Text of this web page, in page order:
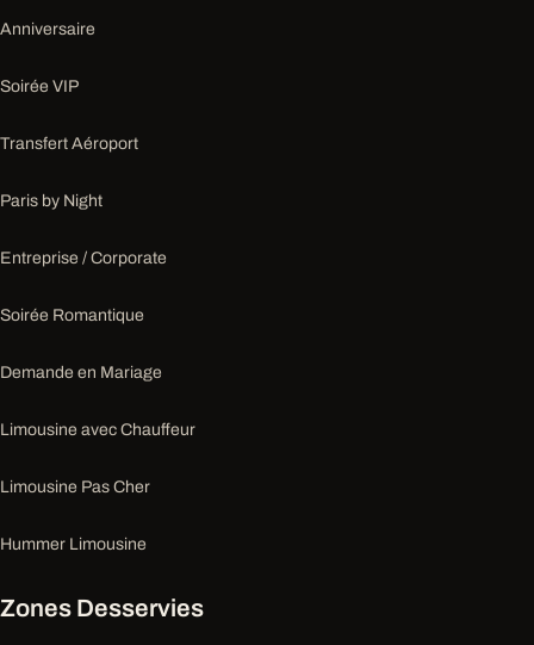
Anniversaire
Soirée VIP
Transfert Aéroport
Paris by Night
Entreprise / Corporate
Soirée Romantique
Demande en Mariage
Limousine avec Chauffeur
Limousine Pas Cher
Hummer Limousine
Zones Desservies